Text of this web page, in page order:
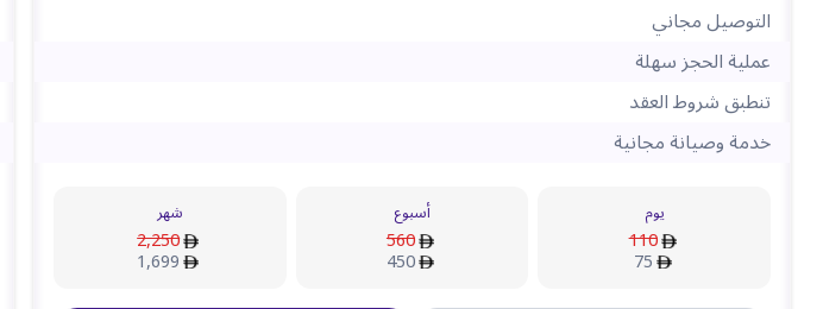
التوصيل مجاني
عملية الحجز سهلة
تنطبق شروط العقد
خدمة وصيانة مجانية
يوم
110
75
أسبوع
560
450
شهر
2,250
1,699